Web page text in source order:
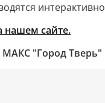
нашем сайте.
МАКС "Город Тверь"